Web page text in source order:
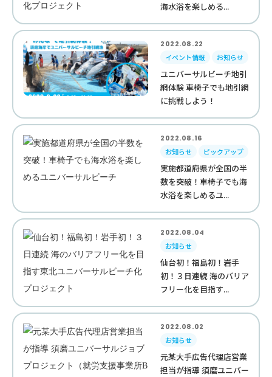
海水浴を楽しめる...
2022.08.22
イベント情報
お知らせ
ユニバーサルビーチ地引
網体験 車椅子でも地引網
に挑戦しよう！
2022.08.16
お知らせ
ピックアップ
実施都道府県が全国の半
数を突破！車椅子でも海
水浴を楽しめるユ...
2022.08.04
お知らせ
仙台初！福島初！岩手
初！３日連続 海のバリア
フリー化を目指す...
2022.08.02
お知らせ
元某大手広告代理店営業
担当が指導 須磨ユニバー